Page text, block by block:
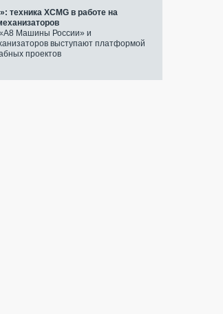
XCMG в работе на
Машины России» и
выступают платформой
проектов